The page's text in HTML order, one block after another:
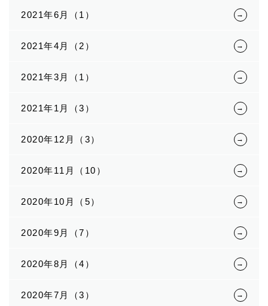
2021年6月（1）
2021年4月（2）
2021年3月（1）
2021年1月（3）
2020年12月（3）
2020年11月（10）
2020年10月（5）
2020年9月（7）
2020年8月（4）
2020年7月（3）